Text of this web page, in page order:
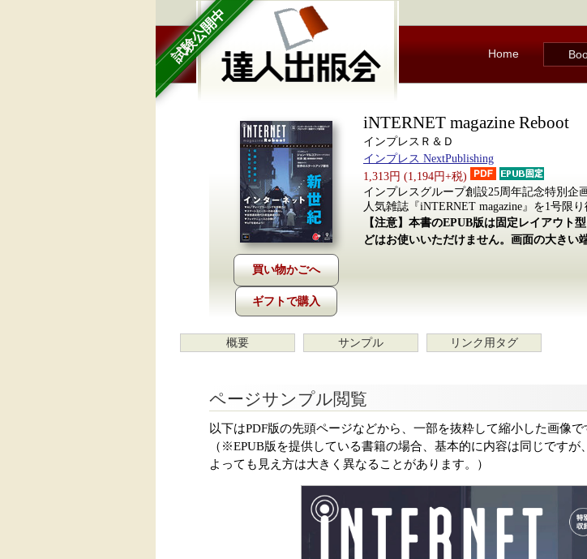
試験公開中 Home
ギフトで購入
iNTERNET magazine Reboot
インプレスＲ＆Ｄ
インプレス NextPublishing
1,313円 (1,194円+税)
インプレスグループ創設25周年記念特別
人気雑誌『iNTERNET magazine』を1号限り
【注意】本書のEPUB版は固定レイアウト
どはお使いいただけません。画面の大きい
概要 サンプル リンク用タグ
ページサンプル閲覧
以下はPDF版の先頭ページなどから、一部を抜粋して縮小した画像で
（※EPUB版を提供している書籍の場合、基本的に内容は同じです
よっても見え方は大きく異なることがあります。）